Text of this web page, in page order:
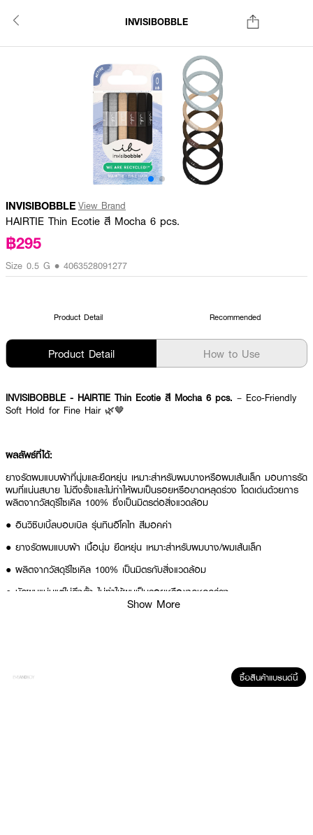
INVISIBOBBLE
INVISIBOBBLE View Brand
HAIRTIE Thin Ecotie สี Mocha 6 pcs.
฿295
Size 0.5 G • 4063528091277
Product Detail Recommended
Product Detail How to Use
INVISIBOBBLE - HAIRTIE Thin Ecotie สี Mocha 6 pcs. – Eco-Friendly
Soft Hold for Fine Hair 🌿🤎
ผลลัพธ์ที่ได้:
ยางรัดผมแบบผ้าที่นุ่มและยืดหยุ่น เหมาะสำหรับผมบางหรือผมเส้นเล็ก มอบการรัด
ผมที่แน่นสบาย ไม่ดึงรั้งและไม่ทำให้ผมเป็นรอยหรือขาดหลุดร่วง โดดเด่นด้วยการ
ผลิตจากวัสดุรีไซเคิล 100% ซึ่งเป็นมิตรต่อสิ่งแวดล้อม
● อินวิซิบเบิ้ลบอบเบิล รุ่นทินอีโคไท สีมอคค่า
● ยางรัดผมแบบผ้า เนื้อนุ่ม ยืดหยุ่น เหมาะสำหรับผมบาง/ผมเส้นเล็ก
● ผลิตจากวัสดุรีไซเคิล 100% เป็นมิตรกับสิ่งแวดล้อม
● มัดผมแน่นแต่ไม่ดึงรั้ง ไม่ทำให้ผมเป็นรอยหรือขาดหลุดร่วง
How To Use :
Show More
ซื้อสินค้าแบรนด์นี้